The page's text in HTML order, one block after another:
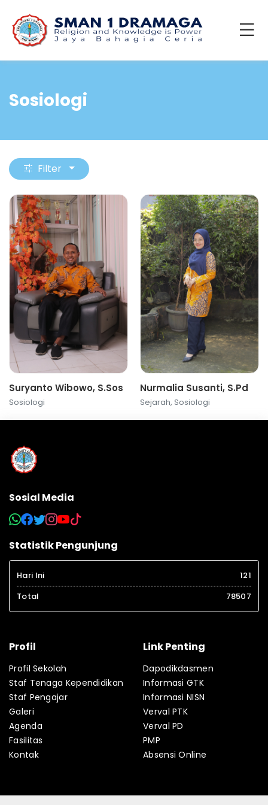
Sosiologi
Filter
Suryanto Wibowo, S.Sos
Sosiologi
Nurmalia Susanti, S.Pd
Sejarah, Sosiologi
Sosial Media
Statistik Pengunjung
Hari Ini
121
Total
78507
Profil
Profil Sekolah
Staf Tenaga Kependidikan
Staf Pengajar
Galeri
Agenda
Fasilitas
Kontak
Link Penting
Dapodikdasmen
Informasi GTK
Informasi NISN
Verval PTK
Verval PD
PMP
Absensi Online